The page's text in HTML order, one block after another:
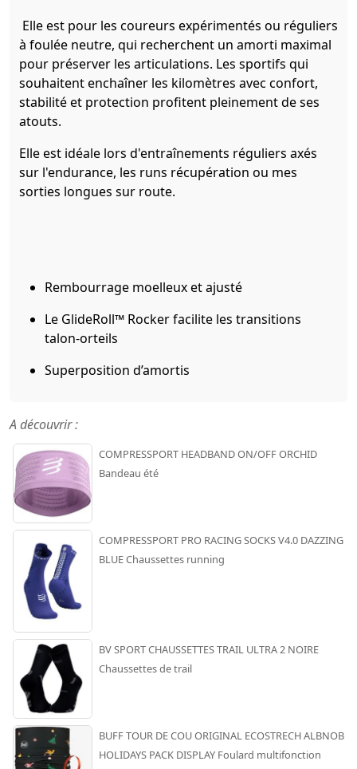
Elle est pour les coureurs expérimentés ou réguliers
à foulée neutre, qui recherchent un amorti maximal
pour préserver les articulations. Les sportifs qui
souhaitent enchaîner les kilomètres avec confort,
stabilité et protection profitent pleinement de ses
atouts.
Elle est idéale lors d'entraînements réguliers axés
sur l'endurance, les runs récupération ou mes
sorties longues sur route.
Rembourrage moelleux et ajusté
Le GlideRoll™ Rocker facilite les transitions
talon-orteils
Superposition d’amortis
A découvrir :
COMPRESSPORT HEADBAND ON/OFF ORCHID
Bandeau été
COMPRESSPORT PRO RACING SOCKS V4.0 DAZZING
BLUE Chaussettes running
BV SPORT CHAUSSETTES TRAIL ULTRA 2 NOIRE
Chaussettes de trail
BUFF TOUR DE COU ORIGINAL ECOSTRECH ALBNOB
HOLIDAYS PACK DISPLAY Foulard multifonction